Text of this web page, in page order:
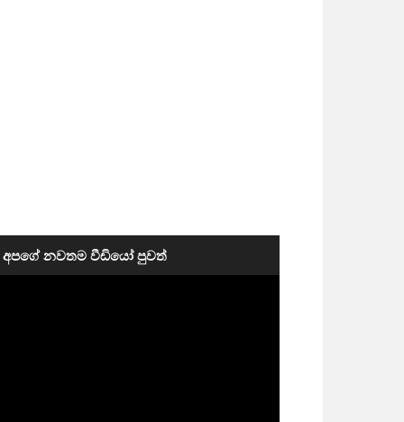
අපගේ නවතම වීඩියෝ පුවත්